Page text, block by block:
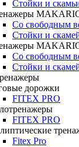
Стойки и
Со свободным
Стойки и
Со свободным
Стойки и
дорожки
FITEX PRO
FITEX PRO
Fitex Pro